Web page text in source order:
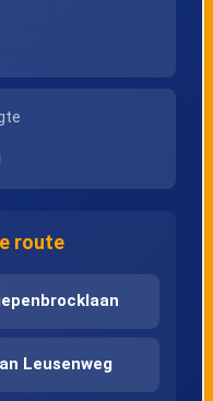
route
Leusenweg